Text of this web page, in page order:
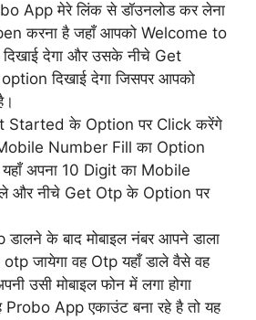
App मेरे लिंक से डॉउनलोड कर लेना
करना है जहाँ आपको Welcome to
देगा और उसके नीचे Get
दिखाई देगा जिसपर आपको
Started के Option पर Click करेंगे
Number Fill का Option
यहाँ अपना 10 Digit का Mobile
और नीचे Get Otp के Option पर
के बाद मोबाइल नंबर आपने डाला
जायेगा वह Otp यहाँ डाले वैसे वह
उसी मोबाइल फोन में लगा होगा
App एकाउंट बना रहे है तो यह